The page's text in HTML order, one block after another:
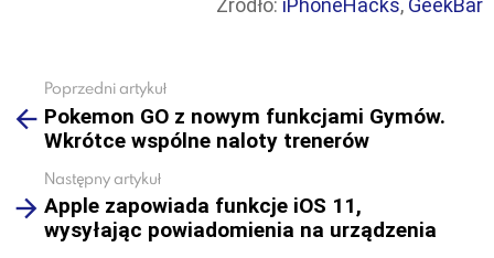
more
Poprzedni artykuł
Pokemon GO z nowym funkcjami Gymów.
Wkrótce wspólne naloty trenerów
Następny artykuł
Apple zapowiada funkcje iOS 11,
wysyłając powiadomienia na urządzenia